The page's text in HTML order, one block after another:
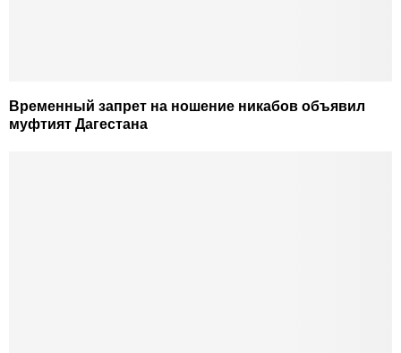
Временный запрет на ношение никабов объявил
муфтият Дагестана